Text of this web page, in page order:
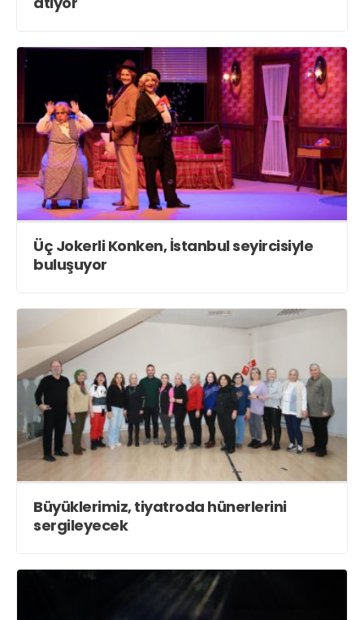
Üç Jokerli Konken, İstanbul seyircisiyle
buluşuyor
Büyüklerimiz, tiyatroda hünerlerini
sergileyecek